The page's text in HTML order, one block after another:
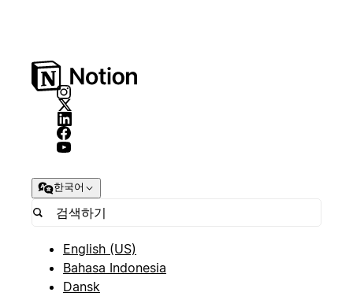
한국어
English (US)
Bahasa Indonesia
Dansk